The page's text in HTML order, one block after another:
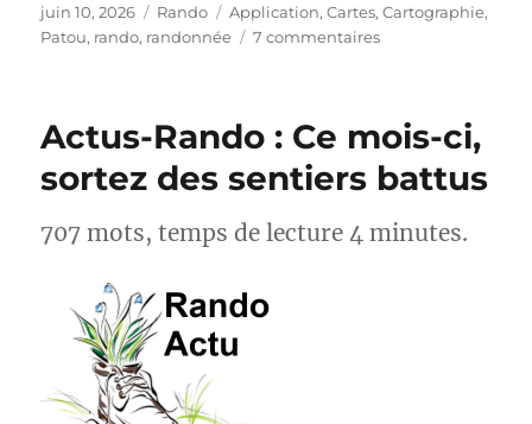
Publié
le
juin 10, 2026 Catégories
Rando Étiquettes
Application,Cartes,Cartographie,
Patou, rando, randonnée 7 commentairessur
carte
pour
savoir
se
Actus-Rando : Ce mois-ci,
sortez des sentiers battus
707 mots, temps de lecture 4 minutes.